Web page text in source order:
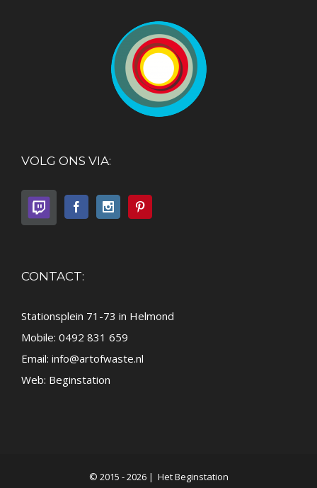
VOLG ONS VIA:
CONTACT:
Stationsplein 71-73 in Helmond
Mobile: 0492 831 659
Email: info@artofwaste.nl
Web: Beginstation
© 2015 -2026 | Het Beginstation